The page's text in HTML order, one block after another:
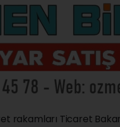
rakamları Ticaret